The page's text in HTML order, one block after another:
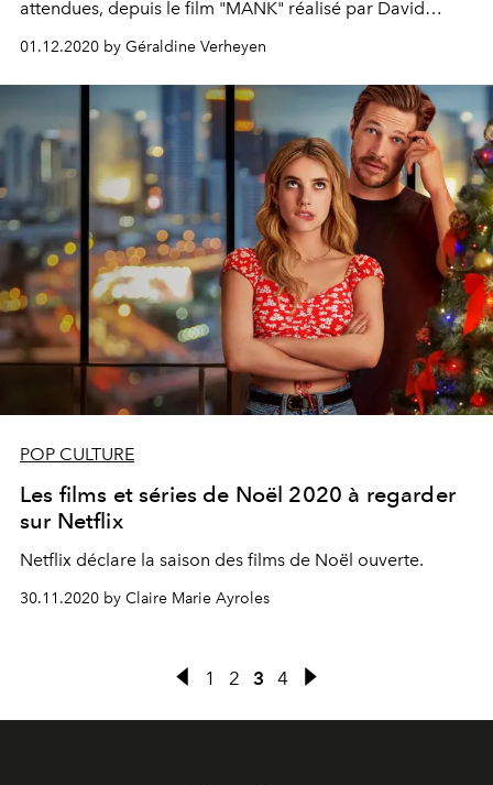
attendues, depuis le film "MANK" réalisé par David
Fincher, jusqu’à la nouvelle série de Shonda Rhimes "La
Chronique des Bridgerton", en passant "The Prom", le
film des fêtes de fin d’année par excellence signé Ryan
Murphy avec Meryl Streep ou Nicole Kidman. Voici les 9
nouveautés à binge-watcher dès aujourd'hui sur la
plateforme.
01.12.2020 by Géraldine Verheyen
POP CULTURE
Les films et séries de Noël 2020 à regarder
sur Netflix
Netflix déclare la saison des films de Noël ouverte.
30.11.2020 by Claire Marie Ayroles
1 2 3 4